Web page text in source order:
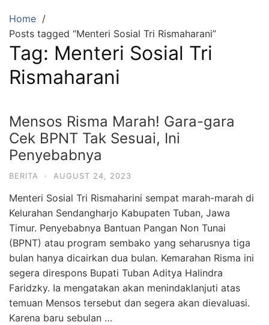
Home
Posts tagged “Menteri Sosial Tri Rismaharani”
Tag: Menteri Sosial Tri
Rismaharani
Mensos Risma Marah! Gara-gara
Cek BPNT Tak Sesuai, Ini
Penyebabnya
BERITA · AUGUST 24, 2023
Menteri Sosial Tri Rismaharini sempat marah-marah di
Kelurahan Sendangharjo Kabupaten Tuban, Jawa
Timur. Penyebabnya Bantuan Pangan Non Tunai
(BPNT) atau program sembako yang seharusnya tiga
bulan hanya dicairkan dua bulan. Kemarahan Risma ini
segera direspons Bupati Tuban Aditya Halindra
Faridzky. Ia mengatakan akan menindaklanjuti atas
temuan Mensos tersebut dan segera akan dievaluasi.
Karena baru sebulan …